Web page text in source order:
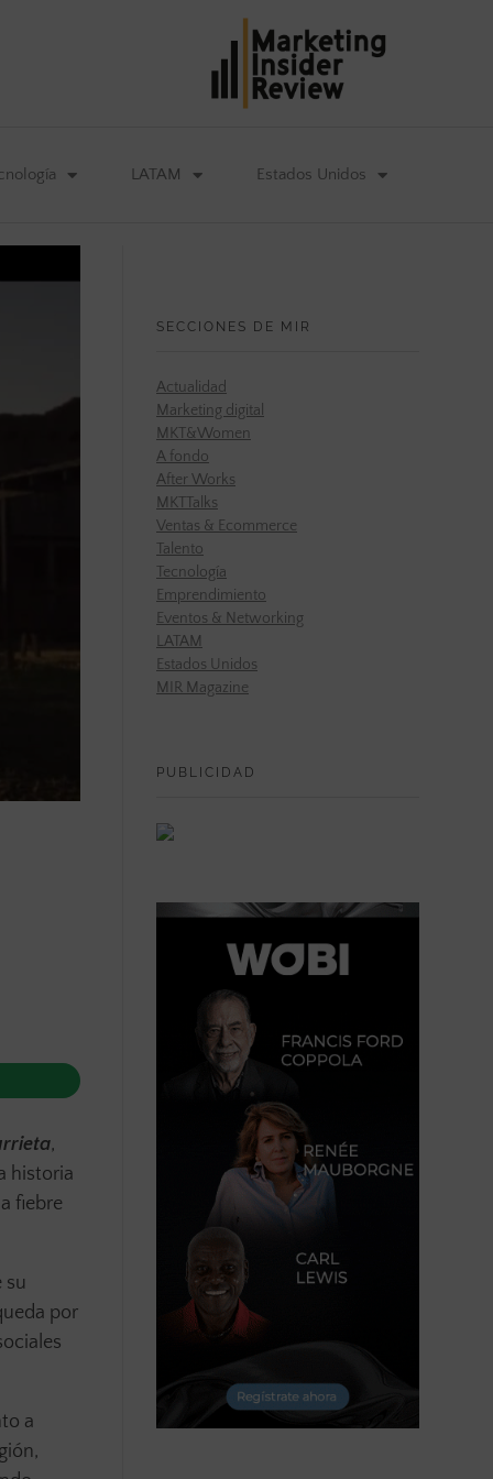
LATAM Estados Unidos
,
historia
fiebre
su
por
a
SECCIONES DE MIR
Actualidad
Marketing digital
MKT&Women
A fondo
After Works
MKTTalks
Ventas & Ecommerce
Talento
Tecnología
Emprendimiento
Eventos & Networking
LATAM
Estados Unidos
MIR Magazine
PUBLICIDAD